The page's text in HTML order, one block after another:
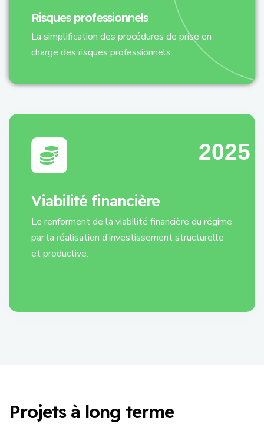
Risques professionnels
La simplification des procédures de prise en
charge des risques professionnels.
Viabilité financière
Le renforment de la viabilité financière du régime
par la réalisation d’investissement structurelle
et productive.
2025
Projets à long terme